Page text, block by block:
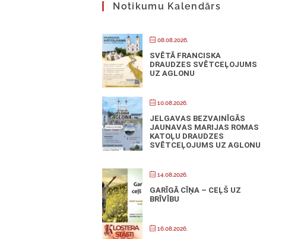
Notikumu Kalendārs
08.08.2026.
SVĒTĀ FRANCISKA
DRAUDZES SVĒTCEĻOJUMS
UZ AGLONU
10.08.2026.
JELGAVAS BEZVAINĪGĀS
JAUNAVAS MARIJAS ROMAS
KATOĻU DRAUDZES
SVĒTCEĻOJUMS UZ AGLONU
14.08.2026.
GARĪGĀ CĪŅA – CEĻŠ UZ
BRĪVĪBU
16.08.2026.